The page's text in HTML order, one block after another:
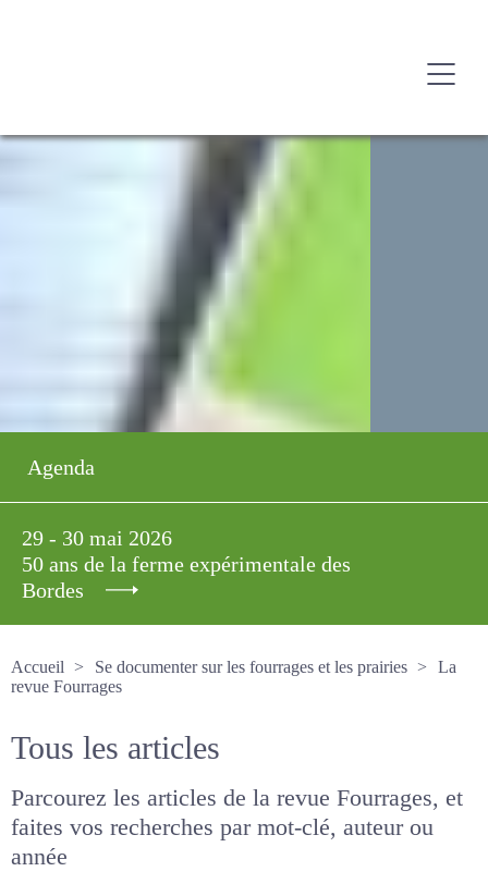
Agenda
29 - 30 mai 2026
50 ans de la ferme expérimentale des
Bordes
Accueil
Se documenter sur les fourrages et les prairies
La revue Fourrages
Tous les articles
Parcourez les articles de la revue Fourrages, et
faites vos recherches par mot-clé, auteur ou
année